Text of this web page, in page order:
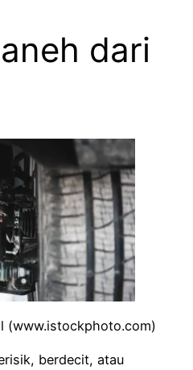
dari
(www.istockphoto.com)
berdecit, atau